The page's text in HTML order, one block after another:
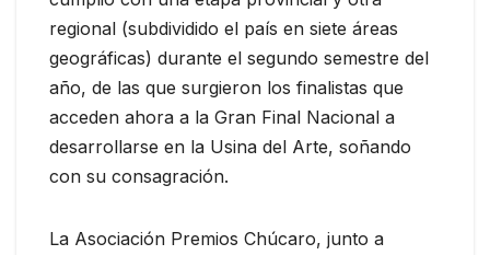
regional (subdividido el país en siete áreas
geográficas) durante el segundo semestre del
año, de las que surgieron los finalistas que
acceden ahora a la Gran Final Nacional a
desarrollarse en la Usina del Arte, soñando
con su consagración.
La Asociación Premios Chúcaro, junto a